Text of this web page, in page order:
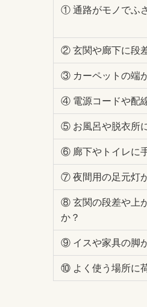
① 通路がモノでふ
② 玄関や廊下に段
③ カーペットの端
④ 電源コードや配
⑤ お風呂や脱衣所
⑥ 廊下やトイレに
⑦ 夜間用の足元灯
⑧ 玄関の段差や上
か？
⑨ イスや家具の脚
⑩ よく使う場所に